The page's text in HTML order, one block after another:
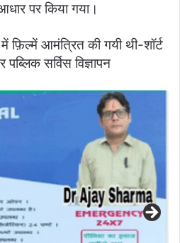
पर किया गया।
में फ़िल्में आमंत्रित की गयी थी-शॉर्ट
सर्विस विज्ञापन